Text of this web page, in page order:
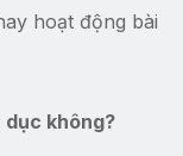
hoạt động bài
dục không?